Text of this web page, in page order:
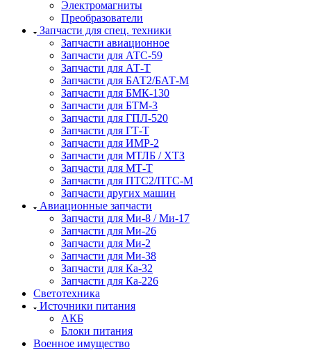
Электромагниты
Преобразователи
Запчасти для спец. техники
Запчасти авиационное
Запчасти для АТС-59
Запчасти для АТ-Т
Запчасти для БАТ2/БАТ-М
Запчасти для БМК-130
Запчасти для БТМ-3
Запчасти для ГПЛ-520
Запчасти для ГТ-Т
Запчасти для ИМР-2
Запчасти для МТЛБ / ХТЗ
Запчасти для МТ-Т
Запчасти для ПТС2/ПТС-М
Запчасти других машин
Авиационные запчасти
Запчасти для Ми-8 / Ми-17
Запчасти для Ми-26
Запчасти для Ми-2
Запчасти для Ми-38
Запчасти для Ка-32
Запчасти для Ка-226
Светотехника
Источники питания
АКБ
Блоки питания
Военное имущество